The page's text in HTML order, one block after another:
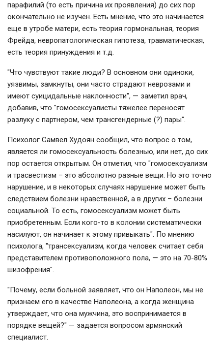
парафилий (то есть причина их проявления) до сих пор
окончательно не изучен. Есть мнение, что это начинается
еще в утробе матери, есть теория гормональная, теория
Фрейда, невропатологическая гипотеза, травматическая,
есть теория принуждения и т.д.
"Что чувствуют такие люди? В основном они одиноки,
уязвимы, замкнуты, они часто страдают неврозами и
имеют суицидальные наклонности", — заметил врач,
добавив, что "гомосексуалисты тяжелее переносят
разлуку с партнером, чем трансгендерные (?) пары".
Психолог Самвел Худоян сообщил, что вопрос о том,
является ли гомосексуальность болезнью, или нет, до сих
пор остается открытым. Он отметил, что "гомосексуализм
и трасвестизм – это абсолютно разные вещи. Но это точно
нарушение, и в некоторых случаях нарушение может быть
следствием болезни нравственной, а в других – болезни
социальной. То есть, гомосексуализм может быть
приобретенным. Если кого-то в колонии систематически
насилуют, он начинает к этому привыкать". По мнению
психолога, "трансексуализм, когда человек считает себя
представителем противоположного пола, — это на 70-80%
шизофрения".
"Почему, если больной заявляет, что он Наполеон, мы не
признаем его в качестве Наполеона, а когда женщина
утверждает, что она мужчина, это воспринимается в
порядке вещей?" — задается вопросом армянский
специалист.